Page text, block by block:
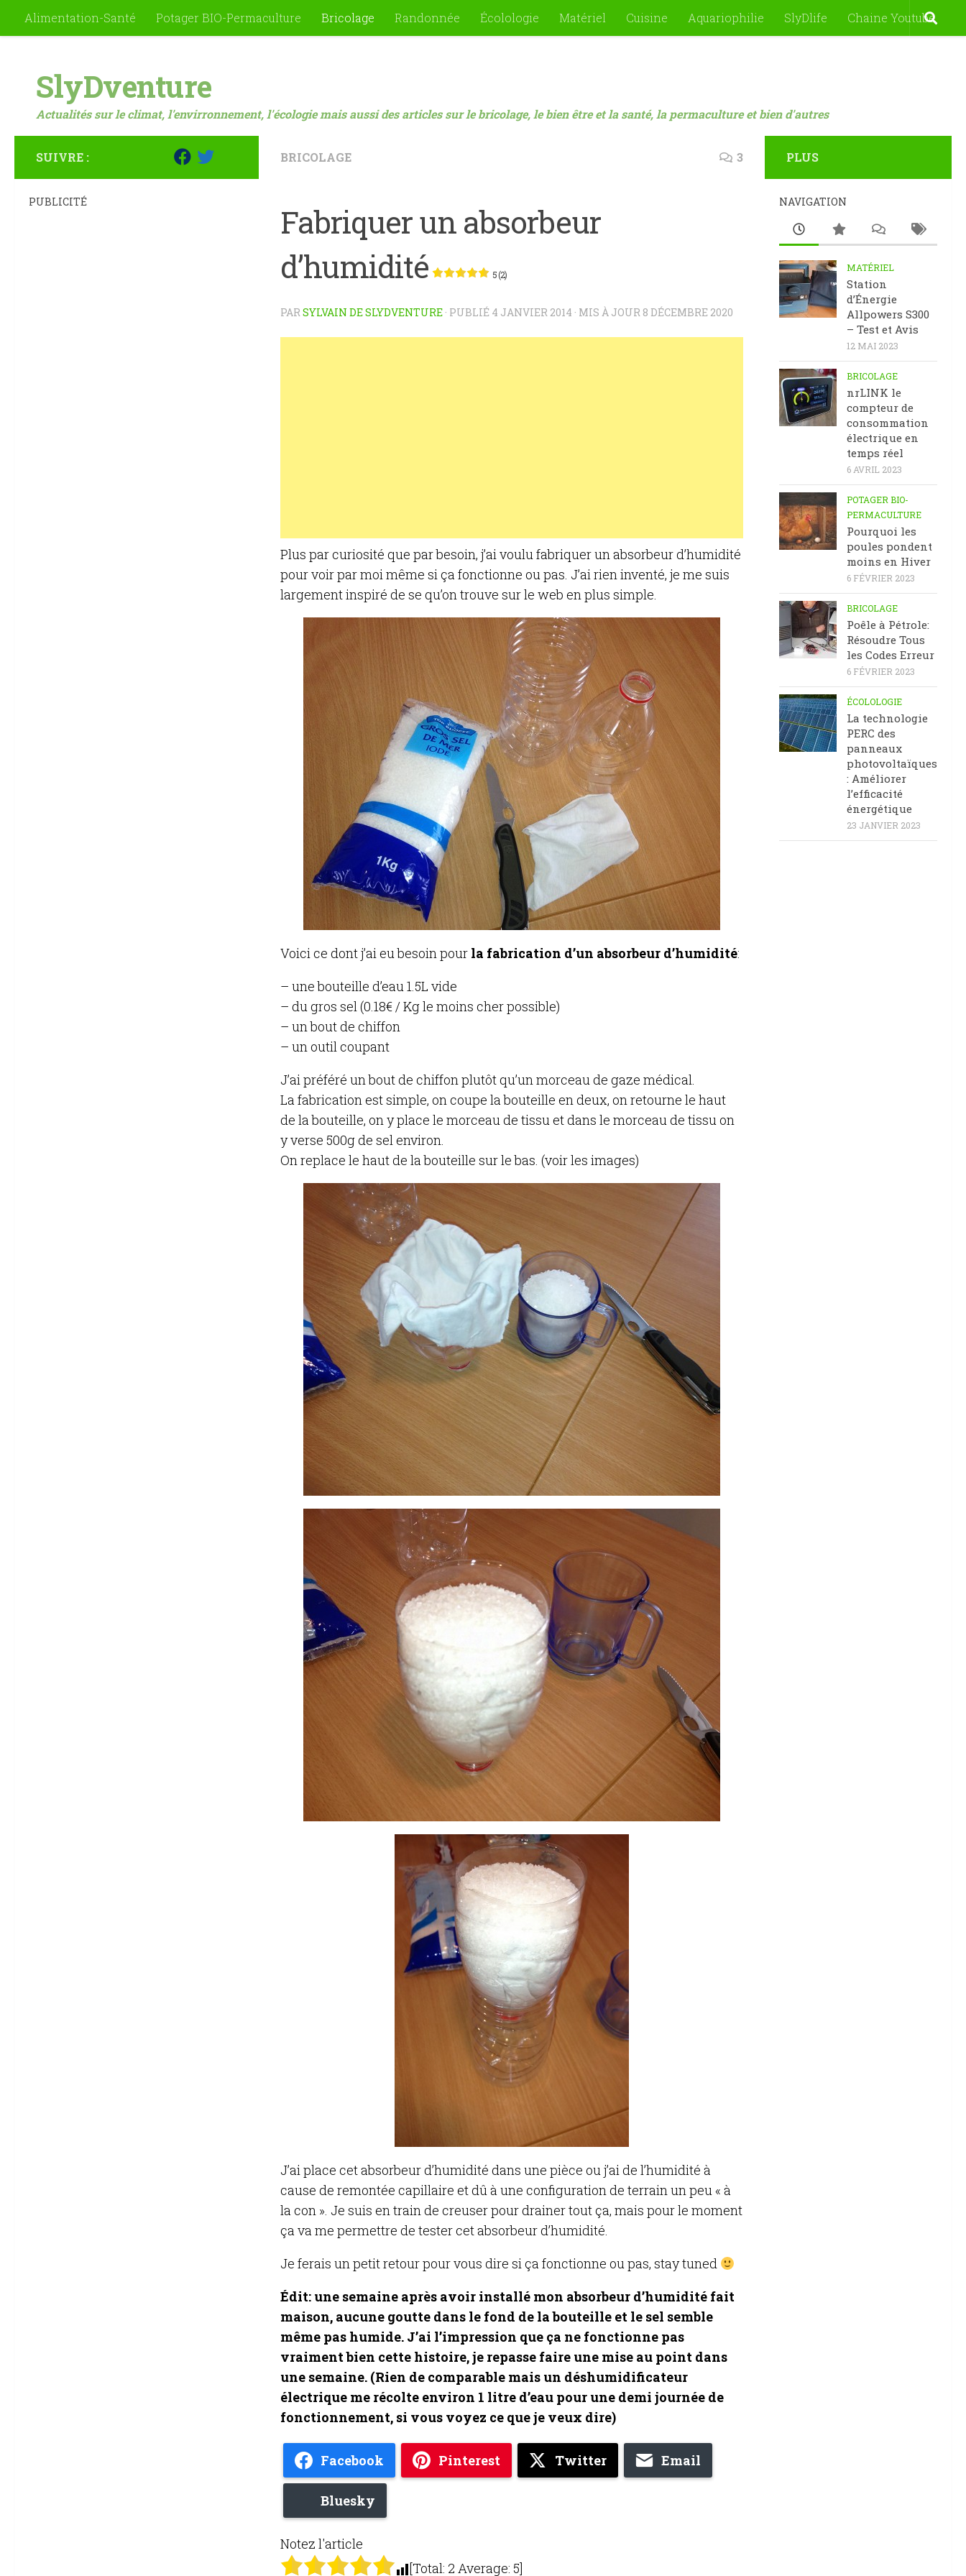
Skip to content
Alimentation-Santé Potager BIO-Permaculture Bricolage Randonnée Écolologie Matériel Cuisine Aquariophilie SlyDlife Chaine Youtube
SlyDventure
Actualités sur le climat, l'envirronnement, l'écologie mais aussi des articles sur le bricolage, le bien être et la santé, la permaculture et bien d'autres
BRICOLAGE 3
Fabriquer un absorbeur
d’humidité
5 (2)
PARSYLVAIN DE SLYDVENTURE · PUBLIÉ 4 JANVIER 2014 · MIS À JOUR 8 DÉCEMBRE 2020
Plus par curiosité que par besoin, j’ai voulu fabriquer un absorbeur d’humidité
pour voir par moi même si ça fonctionne ou pas. J’ai rien inventé, je me suis
largement inspiré de se qu’on trouve sur le web en plus simple.
Voici ce dont j’ai eu besoin pour la fabrication d’un absorbeur d’humidité:
– une bouteille d’eau 1.5L vide
– du gros sel (0.18€ / Kg le moins cher possible)
– un bout de chiffon
– un outil coupant
J’ai préféré un bout de chiffon plutôt qu’un morceau de gaze médical.
La fabrication est simple, on coupe la bouteille en deux, on retourne le haut
de la bouteille, on y place le morceau de tissu et dans le morceau de tissu on
y verse 500g de sel environ.
On replace le haut de la bouteille sur le bas. (voir les images)
J’ai place cet absorbeur d’humidité dans une pièce ou j’ai de l’humidité à
cause de remontée capillaire et dû à une configuration de terrain un peu « à
la con ». Je suis en train de creuser pour drainer tout ça, mais pour le moment
ça va me permettre de tester cet absorbeur d’humidité.
Je ferais un petit retour pour vous dire si ça fonctionne ou pas, stay tuned
Édit: une semaine après avoir installé mon absorbeur d’humidité fait
maison, aucune goutte dans le fond de la bouteille et le sel semble
même pas humide. J’ai l’impression que ça ne fonctionne pas
vraiment bien cette histoire, je repasse faire une mise au point dans
une semaine. (Rien de comparable mais un déshumidificateur
électrique me récolte environ 1 litre d’eau pour une demi journée de
fonctionnement, si vous voyez ce que je veux dire)
Facebook Pinterest Twitter Email
Bluesky
Notez l'article
[Total: 2 Average: 5]
SUIVRE :
PUBLICITÉ
PLUS
NAVIGATION
MATÉRIEL
Station
d’Énergie
Allpowers S300
– Test et Avis
12 MAI 2023
BRICOLAGE
nrLINK le
compteur de
consommation
électrique en
temps réel
6 AVRIL 2023
POTAGER BIO-
PERMACULTURE
Pourquoi les
poules pondent
moins en Hiver
6 FÉVRIER 2023
BRICOLAGE
Poêle à Pétrole:
Résoudre Tous
les Codes Erreur
6 FÉVRIER 2023
ÉCOLOLOGIE
La technologie
PERC des
panneaux
photovoltaïques
: Améliorer
l’efficacité
énergétique
23 JANVIER 2023